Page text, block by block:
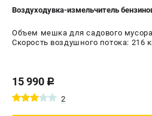
Воздуходувка-измельчитель
Объем мешка для садового
Скорость воздушного потока: 216
15 990 c
2